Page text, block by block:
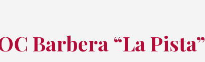
Barbera “La Pista”